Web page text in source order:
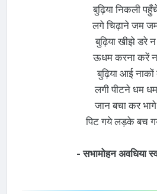
बुढ़िया निकली
लगे चिढ़ाने जम
बुढ़िया खीझे डरे
ऊधम करना करें
बुढ़िया आई नाकों
लगी पीटने धम
जान बचा कर
पिट गये लड़के बच
- सभामोहन अवधिया